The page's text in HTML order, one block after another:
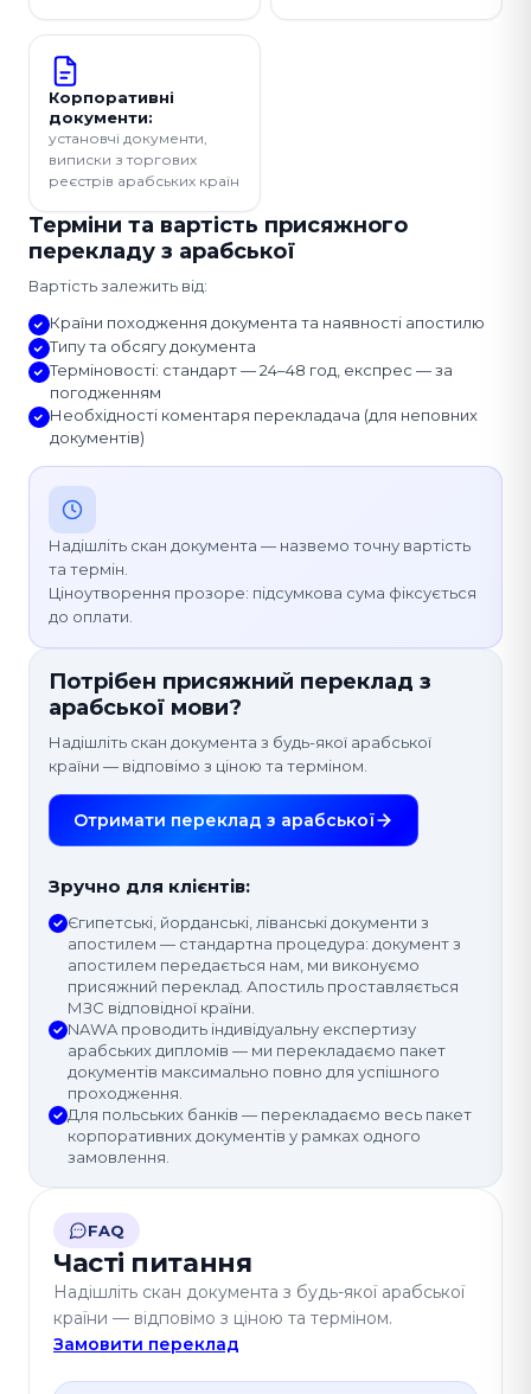
Корпоративні
документи:
установчі документи,
виписки з торгових
реєстрів арабських країн
Терміни та вартість присяжного
перекладу з арабської
Вартість залежить від:
Країни походження документа та наявності апостилю
Типу та обсягу документа
Терміновості: стандарт — 24–48 год, експрес — за
погодженням
Необхідності коментаря перекладача (для неповних
документів)
Надішліть скан документа — назвемо точну вартість
та термін.
Ціноутворення прозоре: підсумкова сума фіксується
до оплати.
Потрібен присяжний переклад з
арабської мови?
Надішліть скан документа з будь-якої арабської
країни — відповімо з ціною та терміном.
Отримати переклад з арабської
Зручно для клієнтів:
Єгипетські, йорданські, ліванські документи з
апостилем — стандартна процедура: документ з
апостилем передається нам, ми виконуємо
присяжний переклад. Апостиль проставляється
МЗС відповідної країни.
NAWA проводить індивідуальну експертизу
арабських дипломів — ми перекладаємо пакет
документів максимально повно для успішного
проходження.
Для польських банків — перекладаємо весь пакет
корпоративних документів у рамках одного
замовлення.
FAQ
Часті питання
Надішліть скан документа з будь-якої арабської
країни — відповімо з ціною та терміном.
Замовити переклад